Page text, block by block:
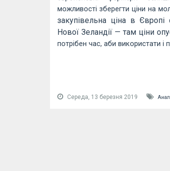
можливості зберегти ціни на
закупівельна ціна в
Нової Зеландії — там ціни
потрібен час, аби використати і
Середа, 13 березня 2019